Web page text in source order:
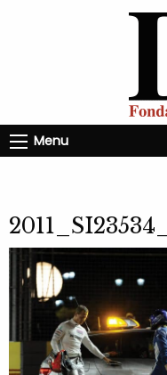
Menu